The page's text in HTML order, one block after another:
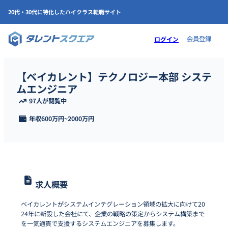
20代・30代に特化したハイクラス転職サイト
ログイン 会員登録
【ベイカレント】テクノロジー本部 システ
ムエンジニア
97人が閲覧中
年収600万円~2000万円
求人概要
ベイカレントがシステムインテグレーション領域の拡大に向けて20
24年に新設した会社にて、企業の戦略の策定からシステム構築まで
を一気通貫で支援するシステムエンジニアを募集します。